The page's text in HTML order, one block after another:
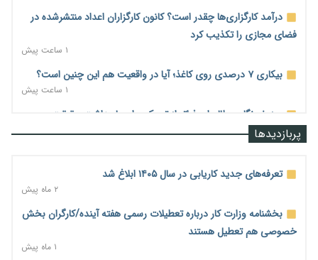
درآمد کارگزاری‌ها چقدر است؟ کانون کارگزاران اعداد منتشرشده در
فضای مجازی را تکذیب کرد
۱ ساعت پیش
بیکاری ۷ درصدی روی کاغذ؛ آیا در واقعیت هم این چنین است؟
۱ ساعت پیش
روز خبرنگار؛ مطالبه‌ای فراتر از تبریک برای پاسداشت حقیقت و
امنیت شغلی
همایش و مسابقه نذری ماه صفر برگزار شد
زائران اربعین نگران ارز باقی‌مانده نباشند؛ خرید دینار در بانک‌ها و
صرافی‌ها
۲ روز پیش
پربازدیدها
تعرفه‌های جدید کاریابی در سال ۱۴۰۵ ابلاغ شد
۲ ماه پیش
بخشنامه وزارت کار درباره تعطیلات رسمی هفته آینده/کارگران بخش
خصوصی هم تعطیل هستند
۱ ماه پیش